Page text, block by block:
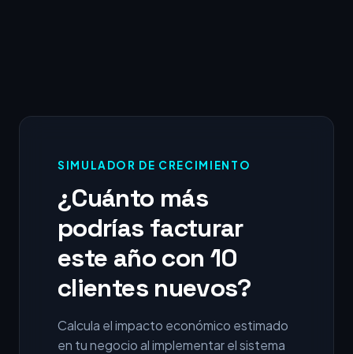
SIMULADOR DE CRECIMIENTO
¿Cuánto más
podrías facturar
este año con 10
clientes nuevos?
Calcula el impacto económico estimado
en tu negocio al implementar el sistema